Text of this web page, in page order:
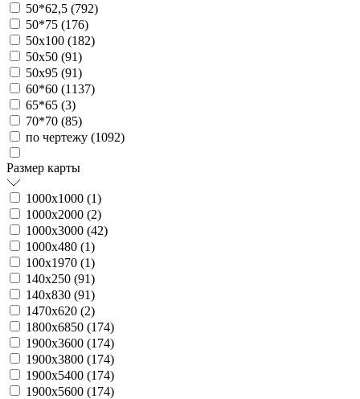
50*62,5 (792)
50*75 (176)
50х100 (182)
50х50 (91)
50х95 (91)
60*60 (1137)
65*65 (3)
70*70 (85)
по чертежу (1092)
Размер карты
1000х1000 (1)
1000х2000 (2)
1000х3000 (42)
1000х480 (1)
100х1970 (1)
140х250 (91)
140х830 (91)
1470х620 (2)
1800х6850 (174)
1900х3600 (174)
1900х3800 (174)
1900х5400 (174)
1900х5600 (174)